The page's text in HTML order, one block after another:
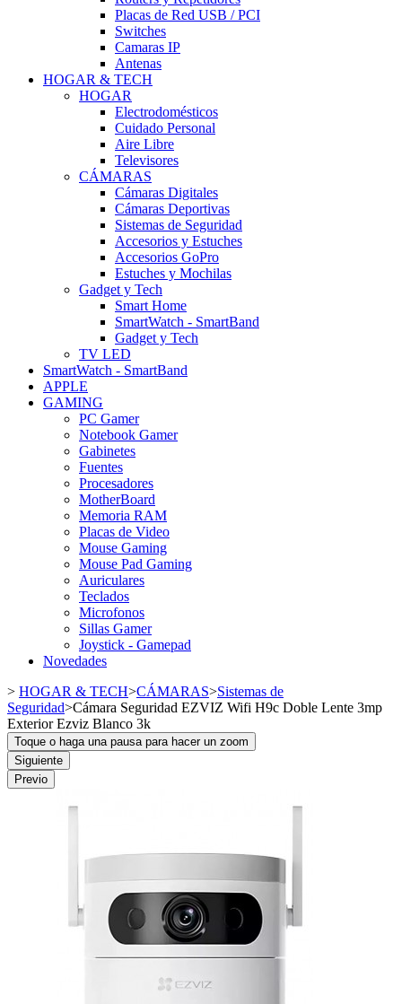
Placas de Red USB / PCI
Switches
Camaras IP
Antenas
HOGAR & TECH
HOGAR
Electrodomésticos
Cuidado Personal
Aire Libre
Televisores
CÁMARAS
Cámaras Digitales
Cámaras Deportivas
Sistemas de Seguridad
Accesorios y Estuches
Accesorios GoPro
Estuches y Mochilas
Gadget y Tech
Smart Home
SmartWatch - SmartBand
Gadget y Tech
TV LED
SmartWatch - SmartBand
APPLE
GAMING
PC Gamer
Notebook Gamer
Gabinetes
Fuentes
Procesadores
MotherBoard
Memoria RAM
Placas de Video
Mouse Gaming
Mouse Pad Gaming
Auriculares
Teclados
Microfonos
Sillas Gamer
Joystick - Gamepad
Novedades
> HOGAR & TECH>CÁMARAS>Sistemas de
Seguridad>Cámara Seguridad EZVIZ Wifi H9c Doble Lente 3mp
Exterior Ezviz Blanco 3k
Toque o haga una pausa para hacer un zoom
Siguiente
Previo